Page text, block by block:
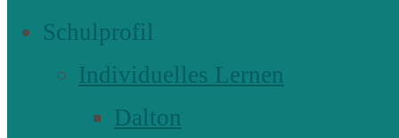
Schulprofil
Individuelles Lernen
Dalton